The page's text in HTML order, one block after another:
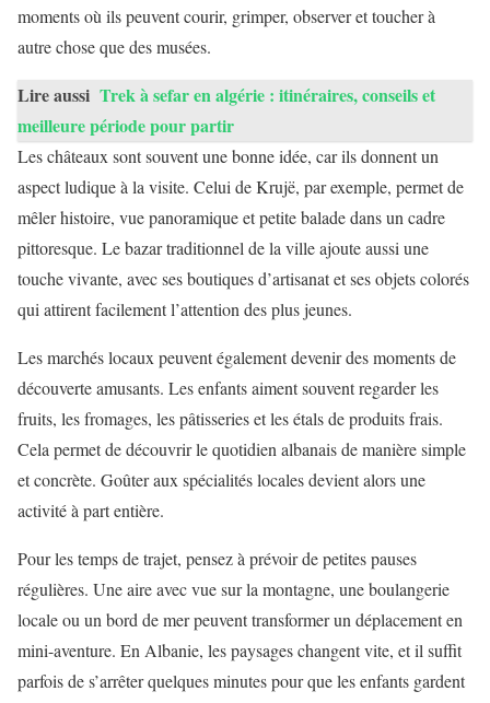
moments où ils peuvent courir, grimper, observer et toucher à
autre chose que des musées.
Lire aussi Trek à sefar en algérie : itinéraires, conseils et
meilleure période pour partir
Les châteaux sont souvent une bonne idée, car ils donnent un
aspect ludique à la visite. Celui de Krujë, par exemple, permet de
mêler histoire, vue panoramique et petite balade dans un cadre
pittoresque. Le bazar traditionnel de la ville ajoute aussi une
touche vivante, avec ses boutiques d’artisanat et ses objets colorés
qui attirent facilement l’attention des plus jeunes.
Les marchés locaux peuvent également devenir des moments de
découverte amusants. Les enfants aiment souvent regarder les
fruits, les fromages, les pâtisseries et les étals de produits frais.
Cela permet de découvrir le quotidien albanais de manière simple
et concrète. Goûter aux spécialités locales devient alors une
activité à part entière.
Pour les temps de trajet, pensez à prévoir de petites pauses
régulières. Une aire avec vue sur la montagne, une boulangerie
locale ou un bord de mer peuvent transformer un déplacement en
mini-aventure. En Albanie, les paysages changent vite, et il suffit
parfois de s’arrêter quelques minutes pour que les enfants gardent